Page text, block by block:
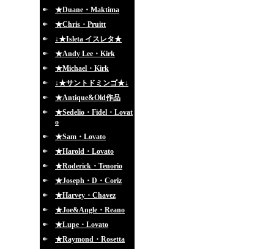
★Duane・Maktima
★Chris・Pruitt
↓★Isleta イスレタ★
★Andy Lee・Kirk
★Michael・Kirk
↓★サントドミンゴ★↓
★Antique&Old作品
★Sedelio・Fidel・Lovat
o
★Sam・Lovato
★Harold・Lovato
★Roderick・Tenorio
★Joseph・D・Coriz
★Harvey・Chavez
★Joe&Angle・Reano
★Lupe・Lovato
★Raymond・Rosetta